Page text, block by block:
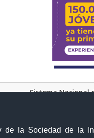
de la Sociedad de la
Sistema Nacional